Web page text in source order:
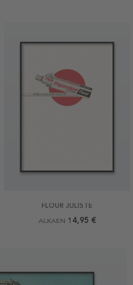
FLOUR JULISTE
ALKAEN 14,95 €